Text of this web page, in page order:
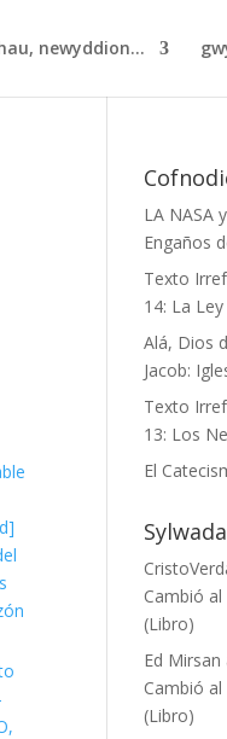
newyddion...
LA NASA
Engaños
Texto
14: La Ley
Alá, Dios
Jacob:
Texto
13: Los
El
Cambió
(Libro)
Ed Mirsan
Cambió
(Libro)